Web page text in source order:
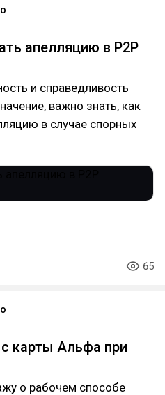
апелляцию в Р2Р
и справедливость
важно знать, как
в случае спорных
65
карты Альфа при
о рабочем способе